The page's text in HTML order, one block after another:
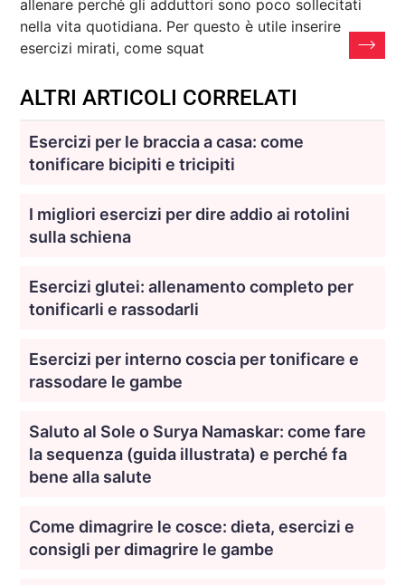
allenare perché gli adduttori sono poco sollecitati
nella vita quotidiana. Per questo è utile inserire
esercizi mirati, come squat
ALTRI ARTICOLI CORRELATI
Esercizi per le braccia a casa: come
tonificare bicipiti e tricipiti
I migliori esercizi per dire addio ai rotolini
sulla schiena
Esercizi glutei: allenamento completo per
tonificarli e rassodarli
Esercizi per interno coscia per tonificare e
rassodare le gambe
Saluto al Sole o Surya Namaskar: come fare
la sequenza (guida illustrata) e perché fa
bene alla salute
Come dimagrire le cosce: dieta, esercizi e
consigli per dimagrire le gambe